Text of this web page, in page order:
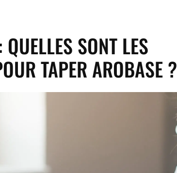
SONT LES
TAPER AROBASE ?